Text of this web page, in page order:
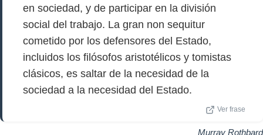
en sociedad, y de participar en la división
social del trabajo. La gran non sequitur
cometido por los defensores del Estado,
incluidos los filósofos aristotélicos y tomistas
clásicos, es saltar de la necesidad de la
sociedad a la necesidad del Estado.
Ver frase
Murray Rothbard